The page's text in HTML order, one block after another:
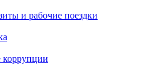
и рабочие поездки
коррупции